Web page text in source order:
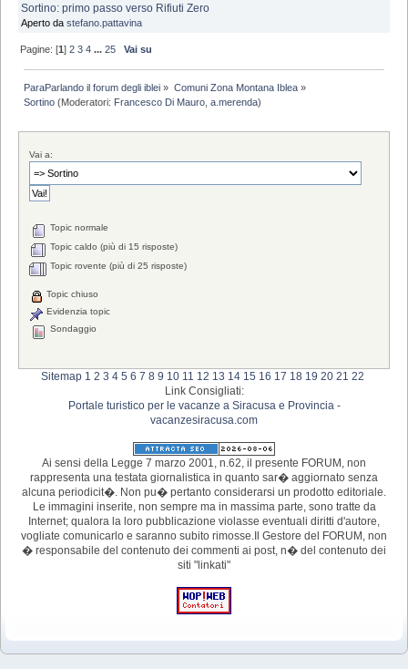
Sortino: primo passo verso Rifiuti Zero
Aperto da stefano.pattavina
Pagine: [1]2 3 4 ...25 Vai su
ParaParlando il forum degli iblei » Comuni Zona Montana Iblea»
Sortino (Moderatori: Francesco Di Mauro ,a.merenda)
Vai a:
Topic normale
Topic caldo (più di 15 risposte)
Topic rovente (più di 25 risposte)
Topic chiuso
Evidenzia topic
Sondaggio
Sitemap 1 2 3 4 5 6 7 8 9 10 11 12 13 14 15 16 17 18 19 20 21 22
Link Consigliati:
Portale turistico per le vacanze a Siracusa e Provincia -
vacanzesiracusa.com
Ai sensi della Legge 7 marzo 2001, n.62, il presente FORUM, non
rappresenta una testata giornalistica in quanto sar� aggiornato senza
alcuna periodicit�. Non pu� pertanto considerarsi un prodotto editoriale.
Le immagini inserite, non sempre ma in massima parte, sono tratte da
Internet; qualora la loro pubblicazione violasse eventuali diritti d'autore,
vogliate comunicarlo e saranno subito rimosse.Il Gestore del FORUM, non
� responsabile del contenuto dei commenti ai post, n� del contenuto dei
siti "linkati"